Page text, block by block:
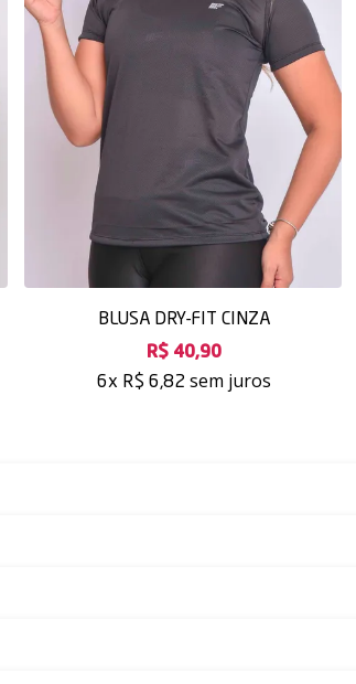
BLUSA DRY-FIT CINZA
R$ 40,90
6x R$ 6,82sem juros